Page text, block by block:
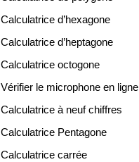
Calculatrice d’hexagone
Calculatrice d’heptagone
Calculatrice octogone
Vérifier le microphone en ligne
Calculatrice à neuf chiffres
Calculatrice Pentagone
Calculatrice carrée